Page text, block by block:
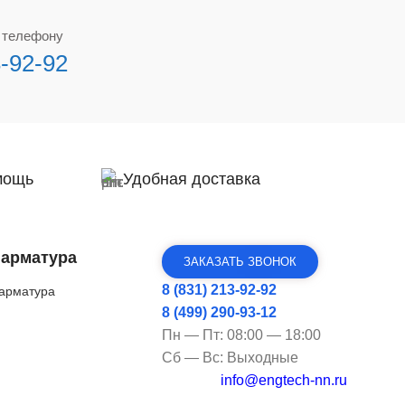
92-92
Удобная доставка
ЗАКАЗАТЬ ЗВОНОК
8 (831) 213-92-92
8 (499) 290-93-12
Пн — Пт: 08:00 — 18:00
Сб — Вс: Выходные
info@engtech-nn.ru